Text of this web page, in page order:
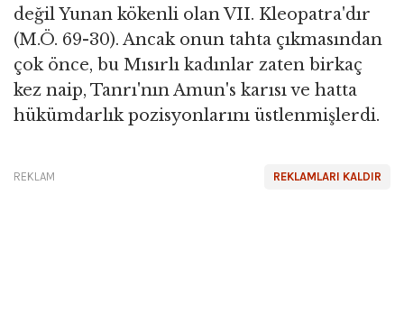
değil Yunan kökenli olan VII. Kleopatra'dır
(M.Ö. 69-30). Ancak onun tahta çıkmasından
çok önce, bu Mısırlı kadınlar zaten birkaç
kez naip, Tanrı'nın Amun's karısı ve hatta
hükümdarlık pozisyonlarını üstlenmişlerdi.
REKLAMLARI KALDIR
REKLAM